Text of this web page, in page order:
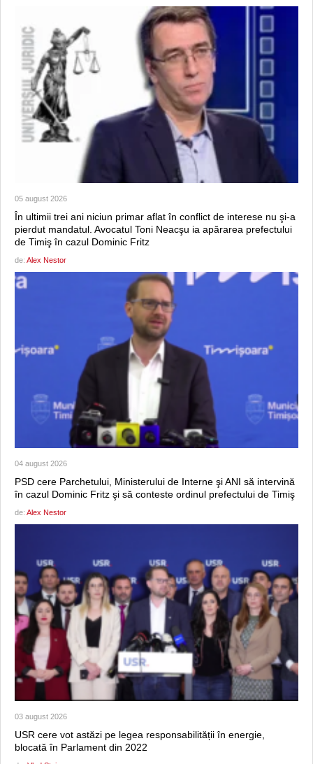
05 august 2026
În ultimii trei ani niciun primar aflat în conflict de interese nu şi-a
pierdut mandatul. Avocatul Toni Neacşu ia apărarea prefectului
de Timiş în cazul Dominic Fritz
de: Alex Nestor
04 august 2026
PSD cere Parchetului, Ministerului de Interne şi ANI să intervină
în cazul Dominic Fritz şi să conteste ordinul prefectului de Timiş
de: Alex Nestor
03 august 2026
USR cere vot astăzi pe legea responsabilității în energie,
blocată în Parlament din 2022